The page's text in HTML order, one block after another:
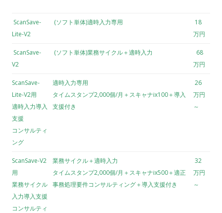
ScanSave-
Lite-V2
(ソフト単体)適時入力専用
18
万円
ScanSave-
V2
(ソフト単体)業務サイクル＋適時入力
68
万円
ScanSave-
Lite-V2用
適時入力導入
支援
コンサルティ
ング
適時入力専用
タイムスタンプ2,000個/月＋スキャナix100＋導入
支援付き
26
万円
～
ScanSave-V2
用
業務サイクル
入力導入支援
コンサルティ
業務サイクル＋適時入力
タイムスタンプ2,000個/月＋スキャナix500＋適正
事務処理要件コンサルティング＋導入支援付き
32
万円
～